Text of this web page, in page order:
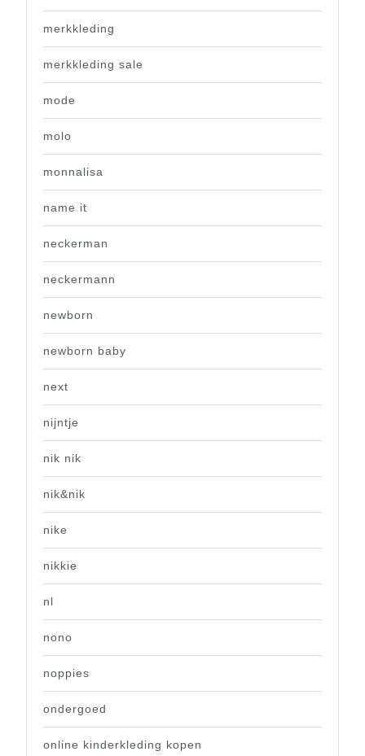
merkkleding
merkkleding sale
mode
molo
monnalisa
name it
neckerman
neckermann
newborn
newborn baby
next
nijntje
nik nik
nik&nik
nike
nikkie
nl
nono
noppies
ondergoed
online kinderkleding kopen